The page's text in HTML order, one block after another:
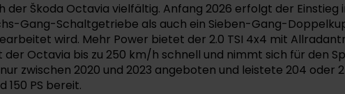
der Škoda Octavia vielfältig. Anfang 2026 erfolgt der Einstieg
Gang-Schaltgetriebe als auch ein Sieben-Gang-
wird. Mehr Power bietet der 2.0 TSI 4x4 mit
Octavia bis zu 250 km/h schnell und nimmt sich für den
zwischen 2020 und 2023 angeboten und leistete 204 oder
150 PS bereit.